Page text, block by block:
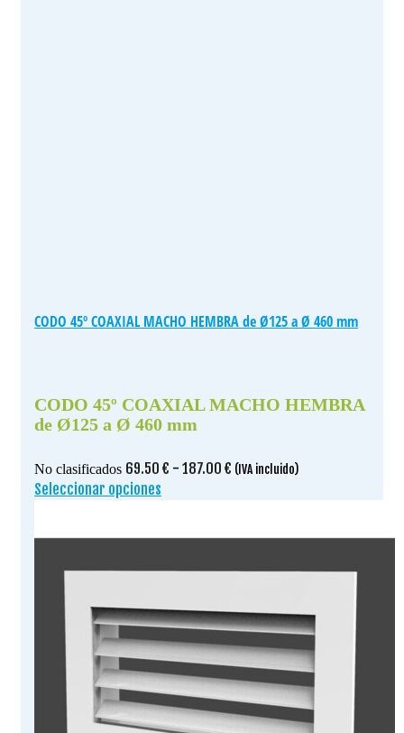
CODO 45º COAXIAL MACHO HEMBRA de Ø125 a Ø 460 mm
CODO 45º COAXIAL MACHO HEMBRA
de Ø125 a Ø 460 mm
No clasificados 69.50 € - 187.00 € Rango
hasta
(IVA incluido)
Seleccionar opciones
variantes.
opciones
se
pueden
elegir
en
la
página